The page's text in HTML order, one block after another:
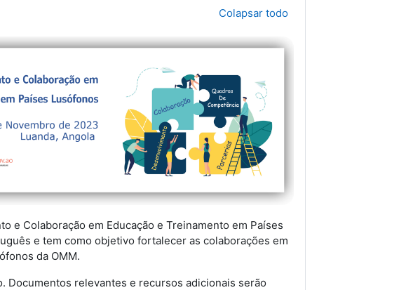
Colapsar todo
e Colaboração em Educação e Treinamento em Países
e tem como objetivo fortalecer as colaborações em
da OMM.
Documentos relevantes e recursos adicionais serão